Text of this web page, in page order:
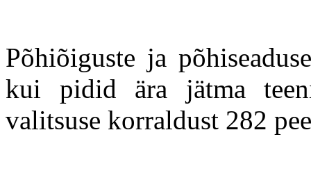
Põhiõiguste ja
kui pidid ära jätma
valitsuse korraldust 282